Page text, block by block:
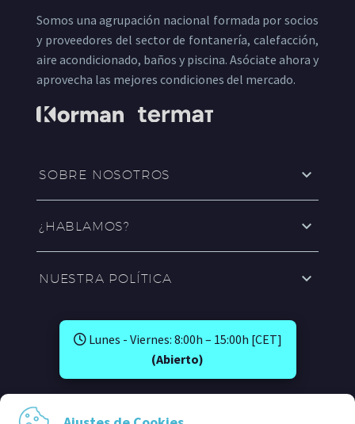
Somos una agrupación nacional formada por socios
y proveedores del sector de fontanería, calefacción,
aire acondicionado, baños y piscina. Asóciate ahora y
aprovecha las mejores condiciones del mercado.
SOBRE NOSOTROS
¿HABLAMOS?
NUESTRA POLÍTICA
Lunes - Viernes: 8:00h – 15:00h [CET]
(Abierto)